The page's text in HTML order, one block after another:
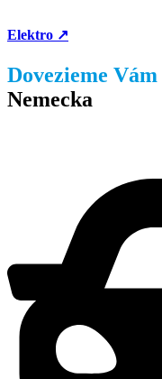
Elektro ↗
Dovezieme Vám
Nemecka